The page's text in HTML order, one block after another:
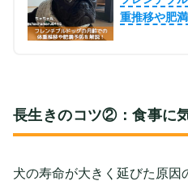
重推移や肥
長生きのコツ②：食事に
犬の寿命が大きく延びた原